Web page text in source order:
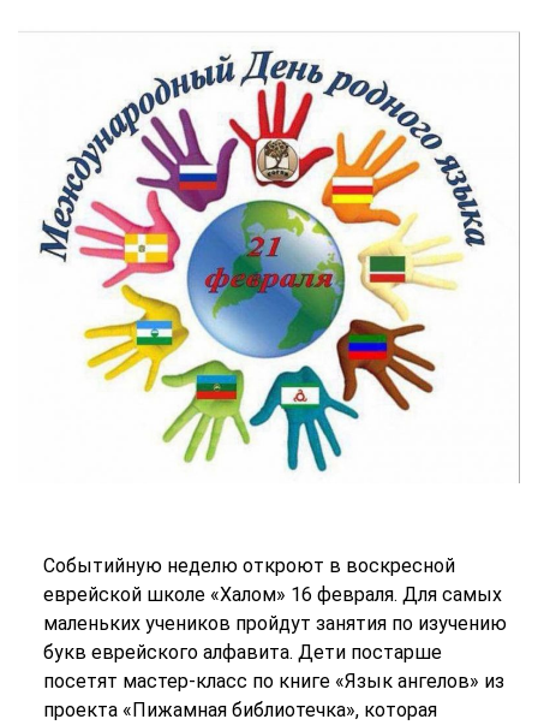
Событийную неделю откроют в воскресной
еврейской школе «Халом» 16 февраля. Для самых
маленьких учеников пройдут занятия по изучению
букв еврейского алфавита. Дети постарше
посетят мастер-класс по книге «Язык ангелов» из
проекта «Пижамная библиотечка», которая